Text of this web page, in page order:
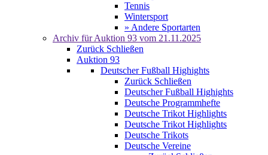
Tennis
Wintersport
» Andere Sportarten
Archiv für Auktion 93 vom 21.11.2025
Zurück Schließen
Auktion 93
Deutscher Fußball Highights
Zurück Schließen
Deutscher Fußball Highights
Deutsche Programmhefte
Deutsche Trikot Highlights
Deutsche Trikot Highlights
Deutsche Trikots
Deutsche Vereine